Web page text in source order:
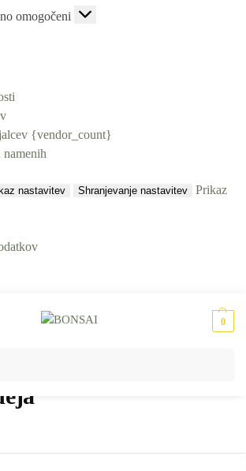
omogočeni
{vendor_count}
namenih
nastavitev Shranjevanje nastavitev
Prikaz
0
z “bela orhideja”